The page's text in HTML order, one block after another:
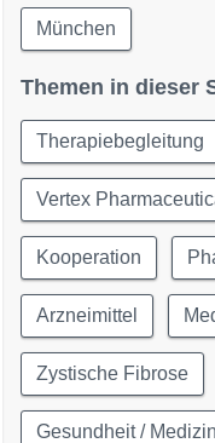
München
Themen in dieser
Therapiebegleitung
Vertex
Kooperation
Arzneimittel
Zystische Fibrose
Gesundheit / Medizin